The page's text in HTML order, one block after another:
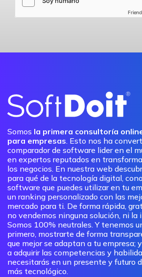
Somos la primera consultoría
para empresas. Esto nos ha
comparador de software lider en el
en expertos reputados en
los negocios. En nuestra web
para qué de la tecnología digital,
software que puedes utilizar en tu
un ranking personalizado con las
mercado para ti. De forma rápida,
no vendemos ninguna solución, ni la
Somos 100% neutrales. Y tenemos
primero, mostrarte de forma
que mejor se adaptan a tu empresa;
a adquirir las competencias y
necesitarás en un presente y futuro
más tecnológico.